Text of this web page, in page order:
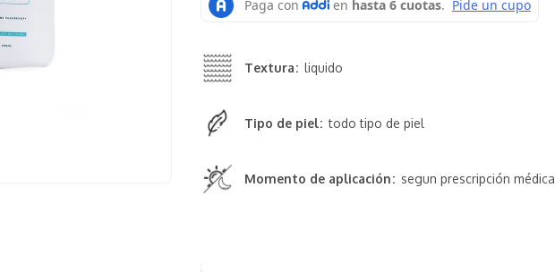
Tipo de piel todo tipo de piel
Textura liquido
Momento de aplicación segun prescripción médica